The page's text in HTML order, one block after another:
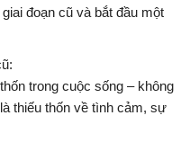
đoạn cũ và bắt đầu một
trong cuộc sống – không
thiếu thốn về tình cảm, sự